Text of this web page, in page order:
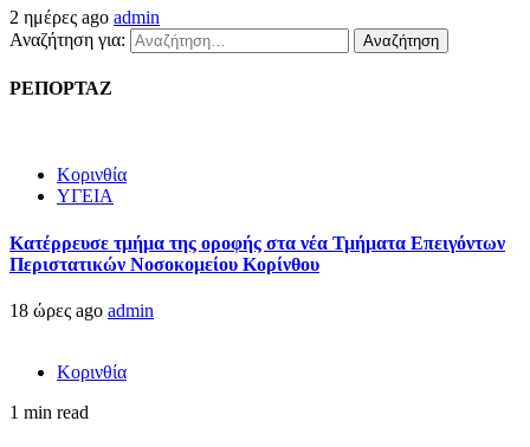
2 ημέρες ago admin
Αναζήτηση για:
ΡΕΠΟΡΤΑΖ
Κορινθία
ΥΓΕΙΑ
Kατέρρευσε τμήμα της οροφής στα νέα Τμήματα Επειγόντων
Περιστατικών Νοσοκομείου Κορίνθου
18 ώρες ago admin
Κορινθία
1 min read